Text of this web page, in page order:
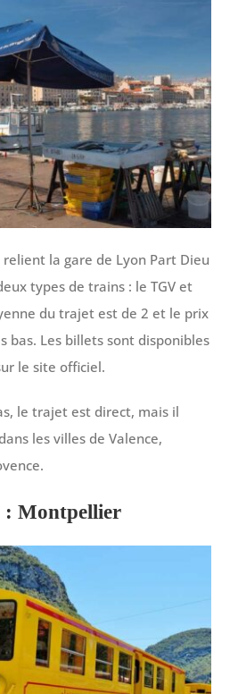
la gare de Lyon Part Dieu
types de trains : le TGV et
du trajet est de 2 et le prix
bas. Les billets sont disponibles
le site officiel.
le trajet est direct, mais il
les villes de Valence,
: Montpellier